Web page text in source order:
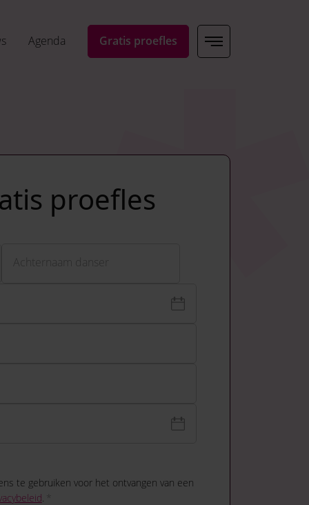
Agenda Gratis proefles
proefles
Achternaam danser
te gebruiken voor het ontvangen van een
.